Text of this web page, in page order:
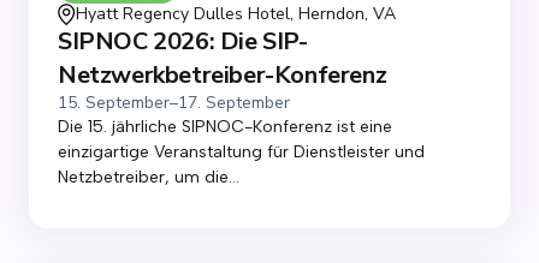
Hyatt Regency Dulles Hotel, Herndon, VA
SIPNOC 2026: Die SIP-
Netzwerkbetreiber-Konferenz
15. September–17. September
Die 15. jährliche SIPNOC-Konferenz ist eine
einzigartige Veranstaltung für Dienstleister und
Netzbetreiber, um die...